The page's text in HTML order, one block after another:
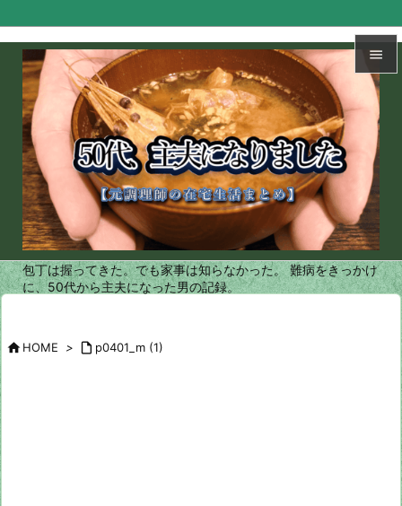


メニュ

サイド

前へ

次へ

検索
包丁は握ってきた。でも家事は知らなかった。 難病をきっかけ
に、50代から主夫になった男の記録。
HOME >  p0401_m (1)